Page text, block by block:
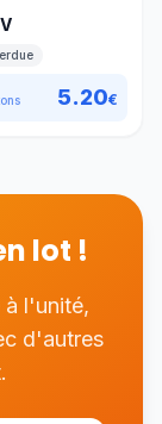
5.20€
lot !
à l'unité,
d'autres